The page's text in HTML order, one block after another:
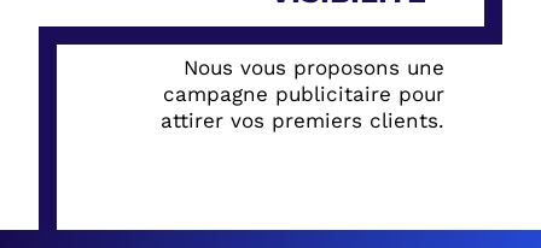
Nous vous proposons une
campagne publicitaire pour
attirer vos premiers clients.